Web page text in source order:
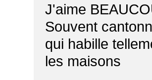
J'aime
Souvent
qui habille
les maisons